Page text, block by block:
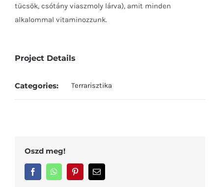
tücsök, csótány viaszmoly lárva), amit minden
alkalommal vitaminozzunk.
Project Details
Categories: Terrarisztika
Oszd meg!
FacebookWhatsAppPinterestEmail: